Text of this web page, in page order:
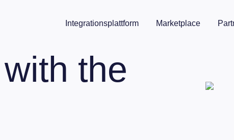
Integrationsplattform Marketplace
the